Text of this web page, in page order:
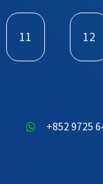
11 12
+852 9725